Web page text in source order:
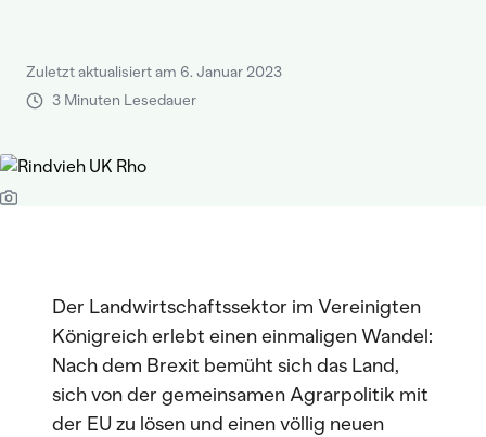
Zuletzt aktualisiert am 6. Januar 2023
3 Minuten Lesedauer
Der Landwirtschaftssektor im Vereinigten
Königreich erlebt einen einmaligen Wandel:
Nach dem Brexit bemüht sich das Land,
sich von der gemeinsamen Agrarpolitik mit
der EU zu lösen und einen völlig neuen